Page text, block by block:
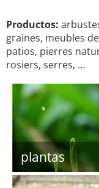
Productos:
graines, meubles
patios, pierres
rosiers, serres, …
plantas